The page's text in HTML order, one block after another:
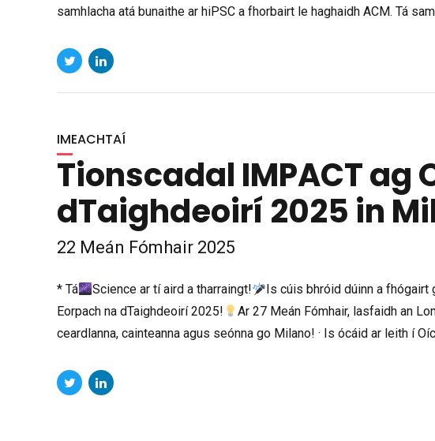
samhlacha atá bunaithe ar hiPSC a fhorbairt le haghaidh ACM. Tá
IMEACHTAÍ
Tionscadal IMPACT ag
dTaighdeoirí 2025 in
22 Meán Fómhair 2025
* Tá Science ar tí aird a tharraingt!
Is cúis bhróid dúinn a fhógairt
Eorpach na dTaighdeoirí 2025!
Ar 27 Meán Fómhair, lasfaidh an
ceardlanna, cainteanna agus seónna go Milano! · Is ócáid ar leith í